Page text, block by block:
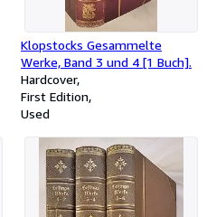
Klopstocks Gesammelte
Werke, Band 3 und 4 [1 Buch].
Hardcover
First Edition
Used